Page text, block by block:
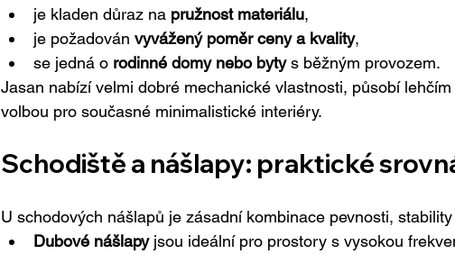
je kladen důraz na pružnost materiálu,
je požadován vyvážený poměr ceny a kvality,
se jedná o rodinné domy nebo byty s běžným provozem.
Jasan nabízí velmi dobré mechanické vlastnosti, působí
volbou pro současné minimalistické interiéry.
Schodiště a nášlapy: praktické
U schodových nášlapů je zásadní kombinace pevnosti,
Dubové nášlapy jsou ideální pro prostory s vysokou